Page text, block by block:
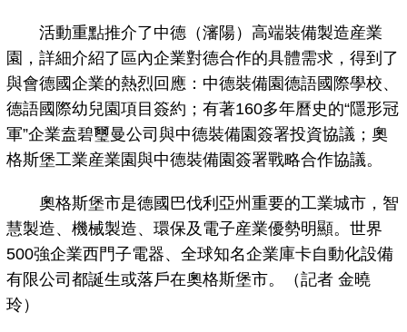
活動重點推介了中德（瀋陽）高端裝備製造産業
園，詳細介紹了區內企業對德合作的具體需求，得到了
與會德國企業的熱烈回應：中德裝備園德語國際學校、
德語國際幼兒園項目簽約；有著160多年曆史的“隱形冠
軍”企業盍碧璽曼公司與中德裝備園簽署投資協議；奧
格斯堡工業産業園與中德裝備園簽署戰略合作協議。
奧格斯堡市是德國巴伐利亞州重要的工業城市，智
慧製造、機械製造、環保及電子産業優勢明顯。世界
500強企業西門子電器、全球知名企業庫卡自動化設備
有限公司都誕生或落戶在奧格斯堡市。（記者 金曉
玲）